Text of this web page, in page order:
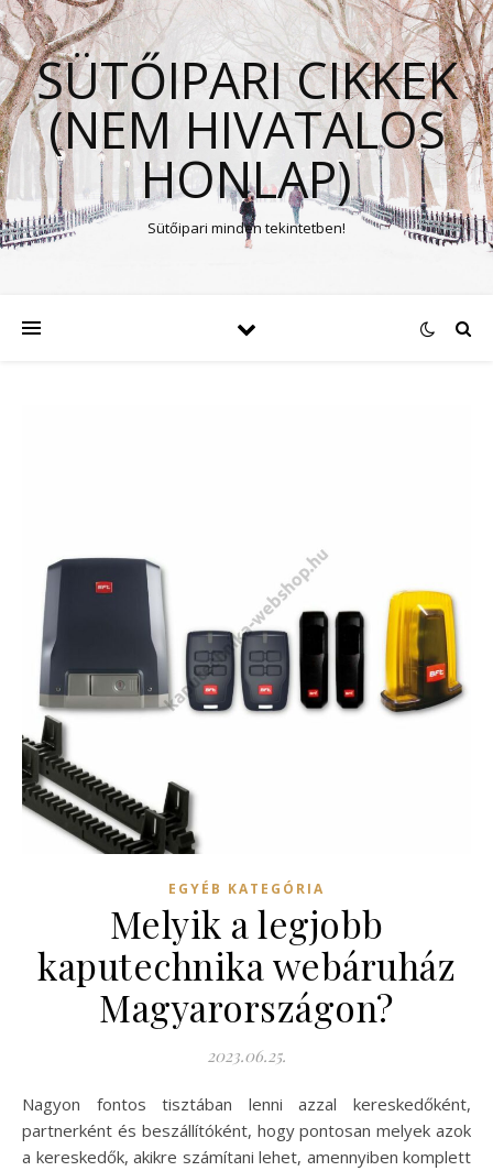
SÜTŐIPARI CIKKEK
(NEM HIVATALOS
HONLAP)
Sütőipari minden tekintetben!
EGYÉB KATEGÓRIA
Melyik a legjobb
kaputechnika webáruház
Magyarországon?
2023.06.25.
Nagyon fontos tisztában lenni azzal kereskedőként,
partnerként és beszállítóként, hogy pontosan melyek azok
a kereskedők, akikre számítani lehet, amennyiben komplett